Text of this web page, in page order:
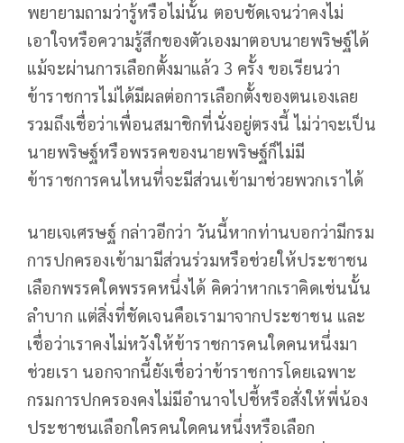
พยายามถามว่ารู้หรือไม่นั้น ตอบชัดเจนว่าคงไม่
เอาใจหรือความรู้สึกของตัวเองมาตอบนายพริษฐ์ได้
แม้จะผ่านการเลือกตั้งมาแล้ว 3 ครั้ง ขอเรียนว่า
ข้าราชการไม่ได้มีผลต่อการเลือกตั้งของตนเองเลย
รวมถึงเชื่อว่าเพื่อนสมาชิกที่นั่งอยู่ตรงนี้ ไม่ว่าจะเป็น
นายพริษฐ์หรือพรรคของนายพริษฐ์ก็ไม่มี
ข้าราชการคนไหนที่จะมีส่วนเข้ามาช่วยพวกเราได้
นายเจเศรษฐ์​ กล่าวอีกว่า วันนี้หากท่านบอกว่ามีกรม
การปกครองเข้ามามีส่วนร่วมหรือช่วยให้ประชาชน
เลือกพรรคใดพรรคหนึ่งได้ คิดว่าหากเราคิดเช่นนั้น
ลำบาก แต่สิ่งที่ชัดเจนคือเรามาจากประชาชน และ
เชื่อว่าเราคงไม่หวังให้ข้าราชการคนใดคนหนึ่งมา
ช่วยเรา นอกจากนี้ยังเชื่อว่าข้าราชการโดยเฉพาะ
กรมการปกครองคงไม่มีอำนาจไปชี้หรือสั่งให้พี่น้อง
ประชาชนเลือกใครคนใดคนหนึ่งหรือเลือก